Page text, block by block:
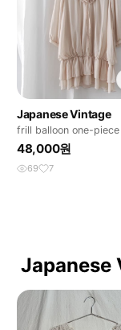
Japanese Vintage
frill balloon one-piece
48,000원
69 7
Japanese